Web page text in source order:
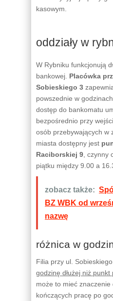
kasowym.
oddziały w
W Rybniku funkcjonują
bankowej. Placówka
Sobieskiego 3
powszednie w
dostęp do bankomatu
bezpośrednio przy
osób przebywających w
miasta dostępny jest
Raciborskiej 9 , czynny
piątku między 9.00 a
zobacz także:
BZ WBK od
nazwę
różnica w
Filia przy ul. Sobieskiego
godzinę dłużej niż
może to mieć znaczenie
kończących pracę po